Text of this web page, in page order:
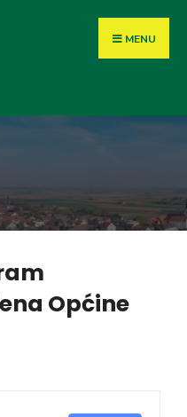
MENU
Općine